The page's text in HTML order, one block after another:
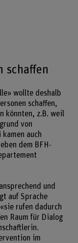
schaffen
wollte deshalb
schaffen,
könnten, z.B. weil
von
auch
dem BFH-
und
auf Sprache
rufen dadurch
Raum für Dialog
im